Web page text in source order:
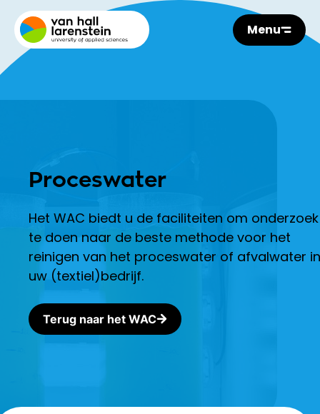
Menu
Proceswater
Het WAC biedt u de faciliteiten om onderzoek
te doen naar de beste methode voor het
reinigen van het proceswater of afvalwater in
uw (textiel)bedrijf.
Terug naar het WAC